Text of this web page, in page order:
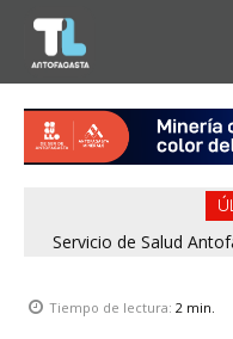
Servicio de Salud
Prisión preventiva
Tiempo de lectura: 2 min.